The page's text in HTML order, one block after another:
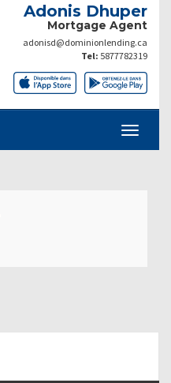
Adonis Dhuper
Mortgage Agent
adonisd@dominionlending.ca
Tel: 5877782319